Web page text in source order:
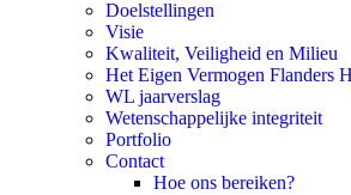
Doelstellingen
Visie
Kwaliteit, Veiligheid en Milieu
Het Eigen Vermogen Flanders
WL jaarverslag
Wetenschappelijke integriteit
Portfolio
Contact
Hoe ons bereiken?